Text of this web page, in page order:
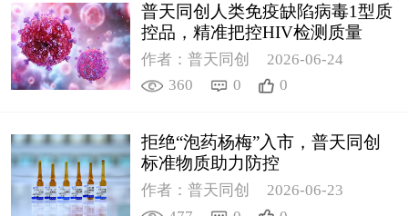
普天同创人类免疫缺陷病毒1型质
控品，精准把控HIV检测质量
作者：普天同创
2026-06-24
360
0 0
拒绝“泡药杨梅”入市，普天同创
标准物质助力防控
作者：普天同创
2026-06-23